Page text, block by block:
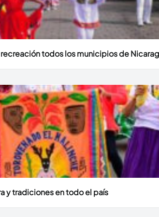
todos los municipios de
y tradiciones en todo el país